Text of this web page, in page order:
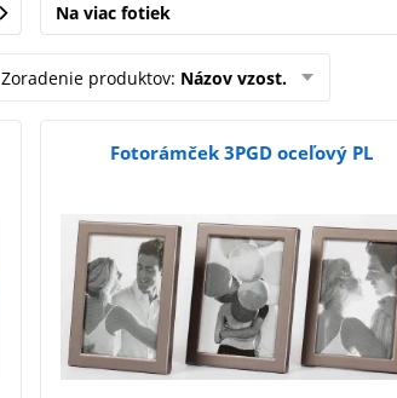
Na viac fotiek
Zoradenie produktov: Názov vzost.
Fotorámček 3PGD oceľový PL